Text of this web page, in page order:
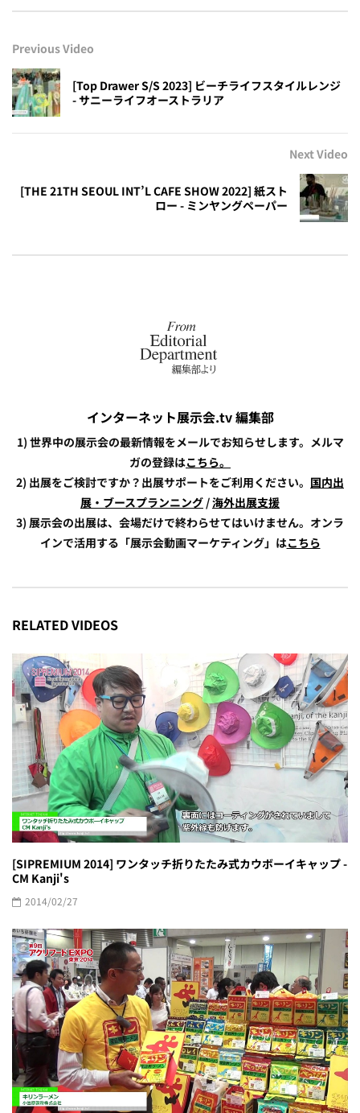
Previous Video
[Top Drawer S/S 2023] ビーチライフスタイルレンジ
- サニーライフオーストラリア
Next Video
[THE 21TH SEOUL INT’L CAFE SHOW 2022] 紙スト
ロー - ミンヤングペーパー
インターネット展示会.tv 編集部
1) 世界中の展示会の最新情報をメールでお知らせします。メルマ
ガの登録はこちら。
2) 出展をご検討ですか？出展サポートをご利用ください。 国内出
展・ブースプランニング /海外出展支援
3) 展示会の出展は、会場だけで終わらせてはいけません。オンラ
インで活用する「展示会動画マーケティング」はこちら
RELATED VIDEOS
[SIPREMIUM 2014] ワンタッチ折りたたみ式カウボーイキャップ -
CM Kanji's
2014/02/27